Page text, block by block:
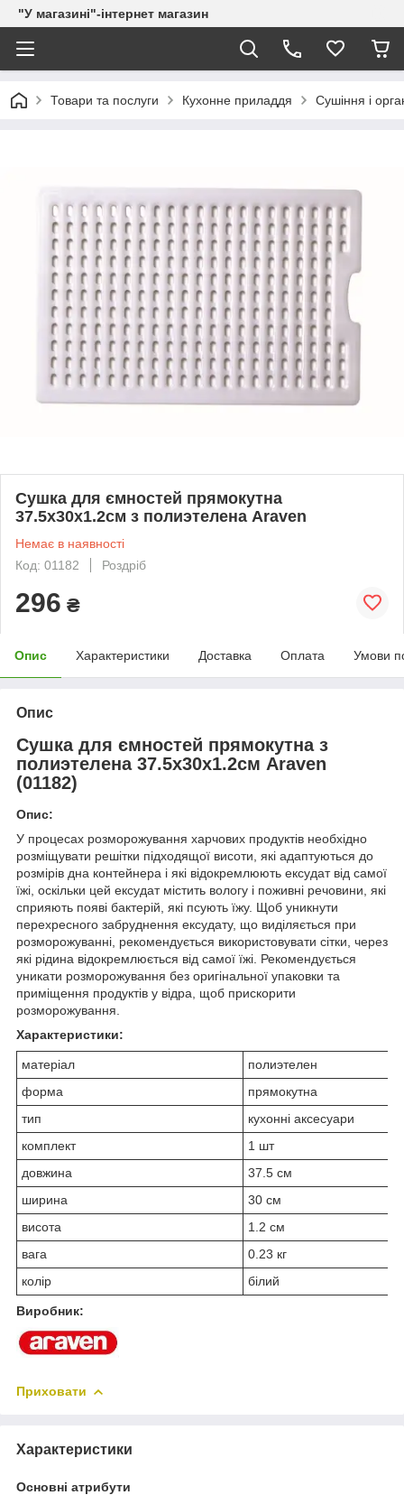
"У магазині"-інтернет магазин
Товари та послуги Кухонне приладдя Сушіння і
Сушка для ємностей прямокутна
37.5х30х1.2см з полиэтелена Araven
Немає в наявності
Код: 01182
Роздріб
296 ₴
Опис Характеристики Доставка Оплата Умови
Опис
Сушка для ємностей прямокутна з
полиэтелена 37.5х30х1.2см Araven
(01182)
Опис:
У процесах розморожування харчових продуктів необхідно
розміщувати решітки підходящої висоти, які адаптуються до
розмірів дна контейнера і які відокремлюють ексудат від самої
їжі, оскільки цей ексудат містить вологу і поживні речовини, які
сприяють появі бактерій, які псують їжу. Щоб уникнути
перехресного забруднення ексудату, що виділяється при
розморожуванні, рекомендується використовувати сітки, через
які рідина відокремлюється від самої їжі. Рекомендується
уникати розморожування без оригінальної упаковки та
приміщення продуктів у відра, щоб прискорити
розморожування.
Характеристики:
матеріал
полиэтелен
форма
прямокутна
тип
кухонні аксесуари
комплект
1 шт
довжина
37.5 см
ширина
30 см
висота
1.2 см
вага
0.23 кг
колір
білий
Виробник:
Приховати
Характеристики
Основні атрибути